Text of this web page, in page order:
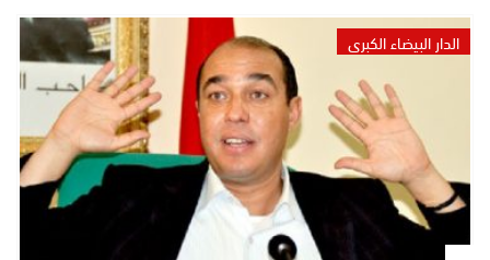
الدار البيضاء الكبرى